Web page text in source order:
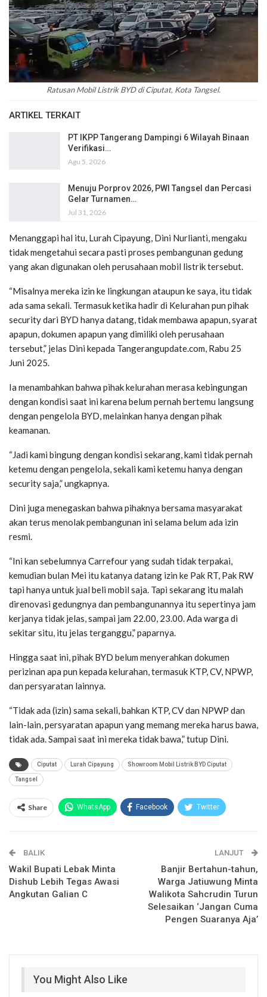
Ratusan Mobil Listrik BYD di Ciputat, Kota Tangsel.
ARTIKEL TERKAIT
PT IKPP Tangerang Dampingi 6 Wilayah Binaan
Verifikasi…
Agu 5, 2026
Menuju Porprov 2026, PWI Tangsel dan Percasi
Gelar Turnamen…
Jul 31, 2026
Menanggapi hal itu, Lurah Cipayung, Dini Nurlianti, mengaku
tidak mengetahui secara pasti proses pembangunan gedung
yang akan digunakan oleh perusahaan mobil listrik tersebut.
“Misalnya mereka izin ke lingkungan ataupun ke saya, itu tidak
ada sama sekali. Termasuk ketika hadir di Kelurahan pun pihak
security dari BYD hanya datang, tidak membawa apapun, syarat
apapun, dokumen apapun yang dimiliki oleh perusahaan
tersebut,” jelas Dini kepada Tangerangupdate.com, Rabu 25
Juni 2025.
Ia menambahkan bahwa pihak kelurahan merasa kebingungan
dengan kondisi saat ini karena belum pernah bertemu langsung
dengan pengelola BYD, melainkan hanya dengan pihak
keamanan.
“Jadi kami bingung dengan kondisi sekarang, kami tidak pernah
ketemu dengan pengelola, sekali kami ketemu hanya dengan
security saja,” ungkapnya.
Dini juga menegaskan bahwa pihaknya bersama masyarakat
akan terus menolak pembangunan ini selama belum ada izin
resmi.
“Ini kan sebelumnya Carrefour yang sudah tidak terpakai,
kemudian bulan Mei itu katanya datang izin ke Pak RT, Pak RW
tapi hanya untuk jual beli mobil saja. Tapi sekarang itu malah
direnovasi gedungnya dan pembangunannya itu sepertinya jam
kerjanya tidak jelas, sampai jam 22.00, 23.00. Ada warga di
sekitar situ, itu jelas terganggu,” paparnya.
Hingga saat ini, pihak BYD belum menyerahkan dokumen
perizinan apa pun kepada kelurahan, termasuk KTP, CV, NPWP,
dan persyaratan lainnya.
“Tidak ada (izin) sama sekali, bahkan KTP, CV dan NPWP dan
lain-lain, persyaratan apapun yang memang mereka harus bawa,
tidak ada. Sampai saat ini mereka tidak bawa,” tutup Dini.
Ciputat Lurah Cipayung Showroom Mobil Listrik BYD Ciputat
Tangsel
Share WhatsApp Facebook Twitter
Telegram
BALIK
Wakil Bupati Lebak Minta
Dishub Lebih Tegas Awasi
Angkutan Galian C
LANJUT
Banjir Bertahun-tahun,
Warga Jatiuwung Minta
Walikota Sahcrudin Turun
Selesaikan ‘Jangan Cuma
Pengen Suaranya Aja’
You Might Also Like